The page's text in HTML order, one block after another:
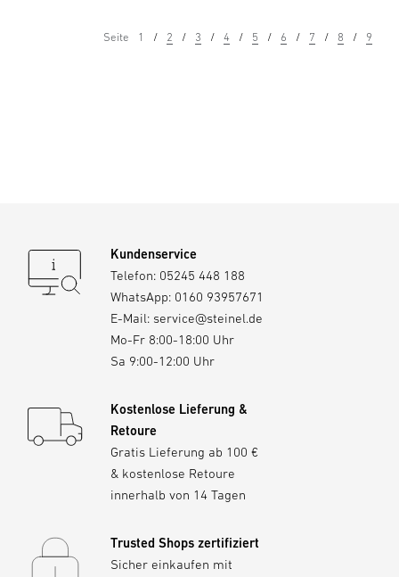
Seite 1 2 3 4 5 6 7 8 9
Kundenservice
Telefon: 05245 448 188
WhatsApp: 0160 93957671
E-Mail: service@steinel.de
Mo-Fr 8:00-18:00 Uhr
Sa 9:00-12:00 Uhr
Kostenlose Lieferung &
Retoure
Gratis Lieferung ab 100 €
& kostenlose Retoure
innerhalb von 14 Tagen
Trusted Shops zertifiziert
Sicher einkaufen mit